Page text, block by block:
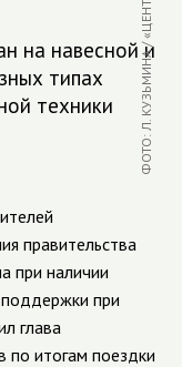
на навесной и
типах
техники
правительства
при наличии
при
глава
по итогам поездки